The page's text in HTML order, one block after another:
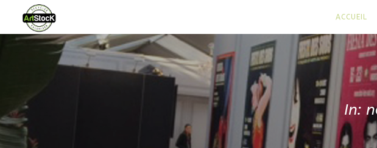
ACCUEIL
In: